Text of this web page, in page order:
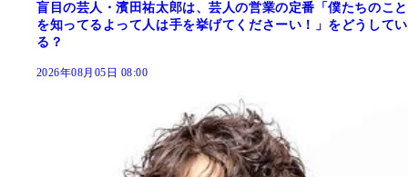
盲目の芸人・濱田祐太郎は、芸人の営業の定番「僕たちのこと
を知ってるよって人は手を挙げてくださーい！」をどうしてい
る？
2026年08月05日 08:00